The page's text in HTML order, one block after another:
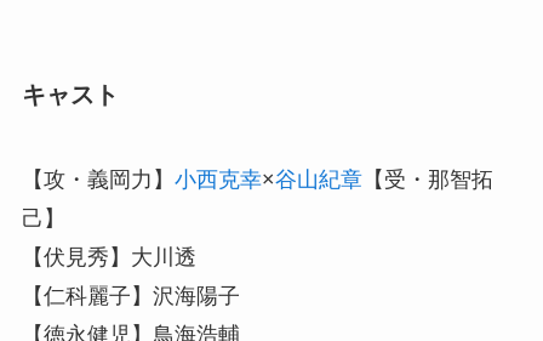
キャスト
【攻・義岡力】 小西克幸×谷山紀章【受・那智拓
己】
【伏見秀】大川透
【仁科麗子】沢海陽子
【徳永健児】鳥海浩輔